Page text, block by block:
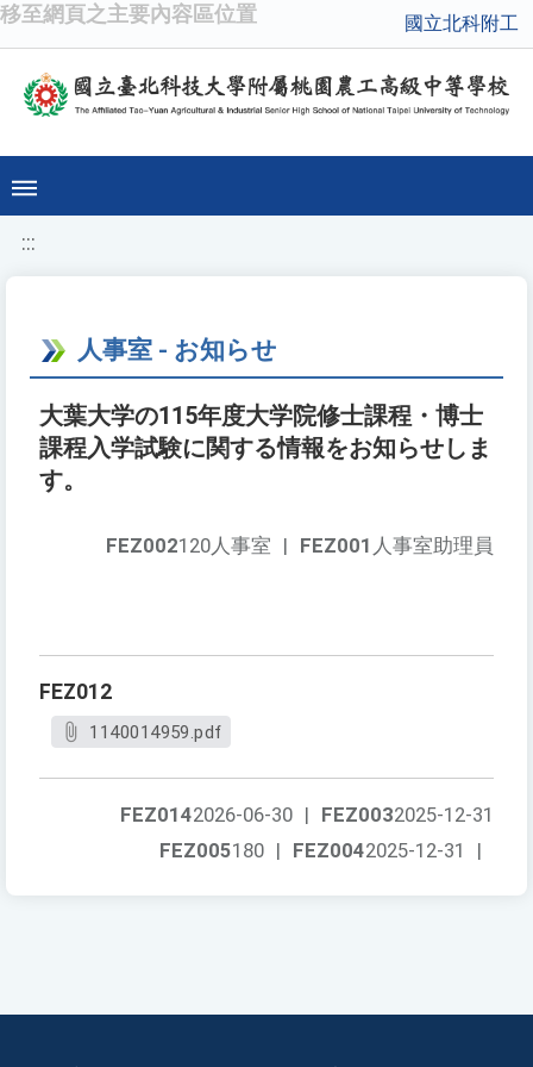
移至網頁之主要內容區位置 國立北科附工
:::
人事室 - お知らせ
大葉大学の115年度大学院修士課程・博士
課程入学試験に関する情報をお知らせしま
す。
FEZ001 人事室助理員
FEZ002120人事室 |
FEZ012
1140014959.pdf
FEZ0032025-12-31
FEZ0142026-06-30 |
FEZ0042025-12-31 |
FEZ005180 |